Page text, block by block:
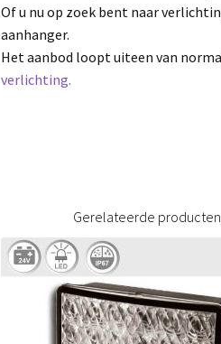
Of u nu op zoek bent naar
aanhanger.
Het aanbod loopt uiteen van
verlichting.
Gerelateerde producten